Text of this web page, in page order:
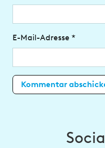
E-Mail-Adresse *